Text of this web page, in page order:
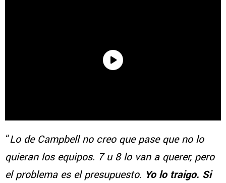
“Lo de Campbell no creo que pase que no lo
quieran los equipos. 7 u 8 lo van a querer, pero
el problema es el presupuesto. Yo lo traigo. Si